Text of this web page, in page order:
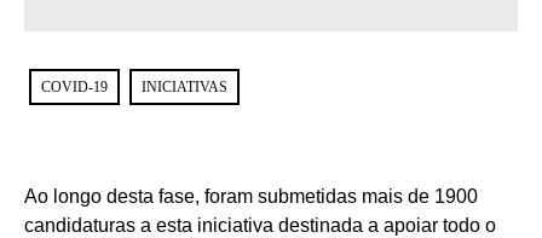
COVID-19 INICIATIVAS
Ao longo desta fase, foram submetidas mais de 1900
candidaturas a esta iniciativa destinada a apoiar todo o